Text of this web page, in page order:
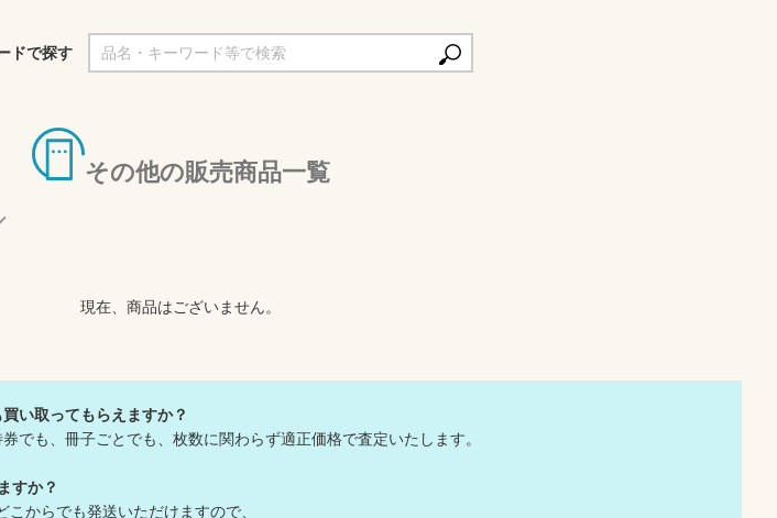
ドで探す
その他の販売商品一覧
現在、商品はございません。
い取ってもらえますか？
でも、冊子ごとでも、枚数に関わらず適正価格で査定いたします。
すか？
からでも発送いただけますので、